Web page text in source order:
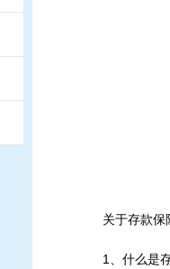
关于存款保
1、什么是